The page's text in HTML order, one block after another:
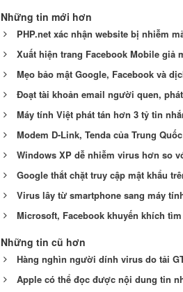
Những tin mới hơn
PHP.net xác nhận website bị nhiễm
Xuất hiện trang Facebook Mobile giả
Mẹo bảo mật Google, Facebook và
Đoạt tài khoản email người quen,
Máy tính Việt phát tán hơn 3 tỷ tin
Modem D-Link, Tenda của Trung
Windows XP dễ nhiễm virus hơn so
Google thắt chặt truy cập mật khẩu
Virus lây từ smartphone sang máy
Microsoft, Facebook khuyến khích
Những tin cũ hơn
Hàng nghìn người dính virus do tải
Apple có thể đọc được nội dung tin